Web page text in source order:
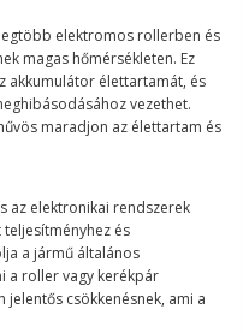
elektromos rollerben és
magas hőmérsékleten. Ez
akkumulátor élettartamát, és
vezethet.
maradjon az élettartam és
az elektronikai rendszerek
teljesítményhez és
a jármű általános
a roller vagy kerékpár
csökkenésnek, ami a